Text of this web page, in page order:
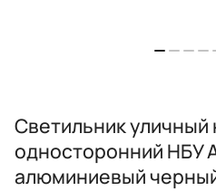
Светильник
односторонний НБУ
алюминиевый черный